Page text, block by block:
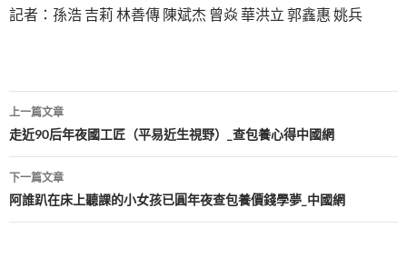
記者：孫浩 吉莉 林善傳 陳斌杰 曾焱 華洪立 郭鑫惠 姚兵
文
章
導
覽
上一篇文章
走近90后年夜國工匠（平易近生視野）_查包養心得中國網
下一篇文章
阿誰趴在床上聽課的小女孩已圓年夜查包養價錢學夢_中國網